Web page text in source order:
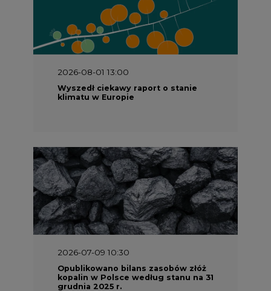
2026-08-01 13:00
Wyszedł ciekawy raport o stanie
klimatu w Europie
2026-07-09 10:30
Opublikowano bilans zasobów złóż
kopalin w Polsce według stanu na 31
grudnia 2025 r.